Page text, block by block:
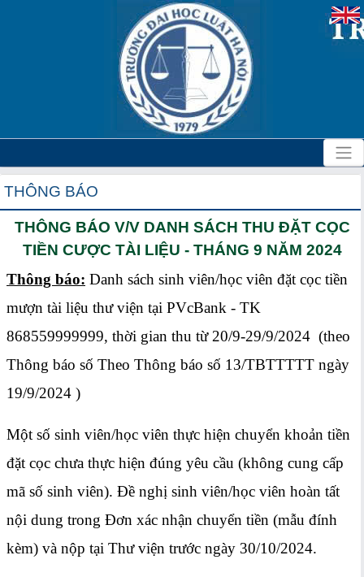
THÔNG BÁO
THÔNG BÁO V/V DANH SÁCH THU ĐẶT CỌC
TIỀN CƯỢC TÀI LIỆU - THÁNG 9 NĂM 2024
Thông báo: Danh sách sinh viên/học viên đặt cọc tiền
mượn tài liệu thư viện tại PVcBank - TK
868559999999, thời gian thu từ 20/9-29/9/2024 (theo
Thông báo số Theo Thông báo số 13/TBTTTTT ngày
19/9/2024 )
Một số sinh viên/học viên thực hiện chuyển khoản tiền
đặt cọc chưa thực hiện đúng yêu cầu (không cung cấp
mã số sinh viên). Đề nghị sinh viên/học viên hoàn tất
nội dung trong Đơn xác nhận chuyển tiền (mẫu đính
kèm) và nộp tại Thư viện trước ngày 30/10/2024.